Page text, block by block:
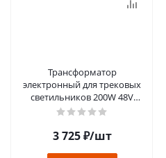
Трансформатор
электронный для трековых
светильников 200W 48V
(драйвер), LB048
3 725₽/шт